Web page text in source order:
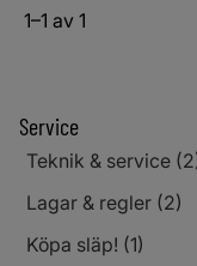
1–1 av 1
Service
Teknik & service
Lagar & regler (2)
Köpa släp! (1)